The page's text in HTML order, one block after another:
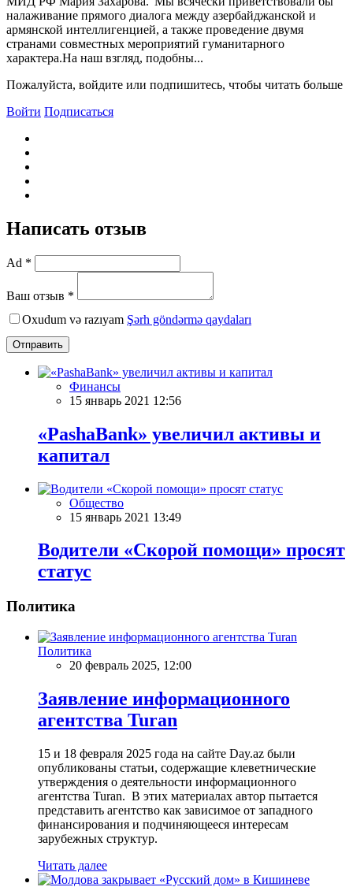
налаживание прямого диалога между азербайджанской и
армянской интеллигенцией, а также проведение двумя
странами совместных мероприятий гуманитарного
характера.На наш взгляд, подобны...
Пожалуйста, войдите или подпишитесь, чтобы читать больше
Войти Подписаться
Написать отзыв
Ad *
Ваш отзыв *
Oxudum və razıyam Şərh göndərmə qaydaları
Отправить
Финансы
15 январь 2021 12:56
«PashaBank» увеличил активы и
капитал
Общество
15 январь 2021 13:49
Водители «Скорой помощи» просят
статус
Политика
Политика
20 февраль 2025, 12:00
Заявление информационного
агентства Turan
15 и 18 февраля 2025 года на сайте Day.az были
опубликованы статьи, содержащие клеветнические
утверждения о деятельности информационного
агентства Turan. В этих материалах автор пытается
представить агентство как зависимое от западного
финансирования и подчиняющееся интересам
зарубежных структур.
Читать далее